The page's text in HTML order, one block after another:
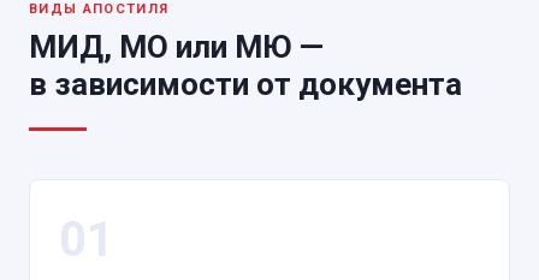
ВИДЫ АПОСТИЛЯ
МИД, МО или МЮ —
в зависимости от документа
01